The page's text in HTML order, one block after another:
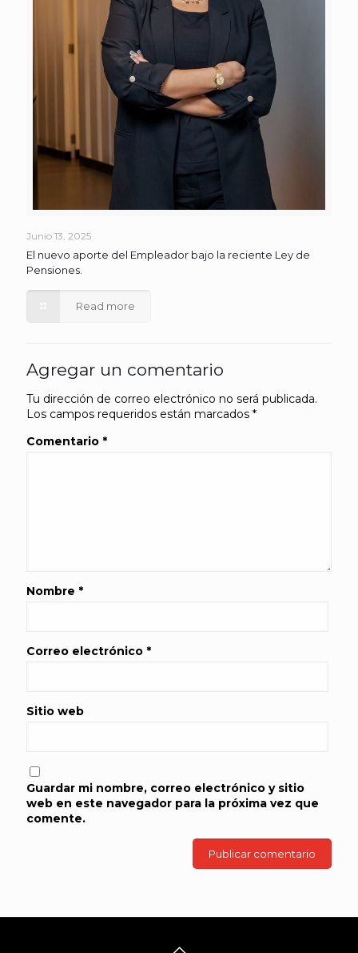
Junio 13, 2025
El nuevo aporte del Empleador bajo la reciente Ley de
Pensiones.
Read more
Agregar un comentario
Tu dirección de correo electrónico no será publicada.
Los campos requeridos están marcados *
Comentario *
Nombre *
Correo electrónico *
Sitio web
Guardar mi nombre, correo electrónico y sitio
web en este navegador para la próxima vez que
comente.